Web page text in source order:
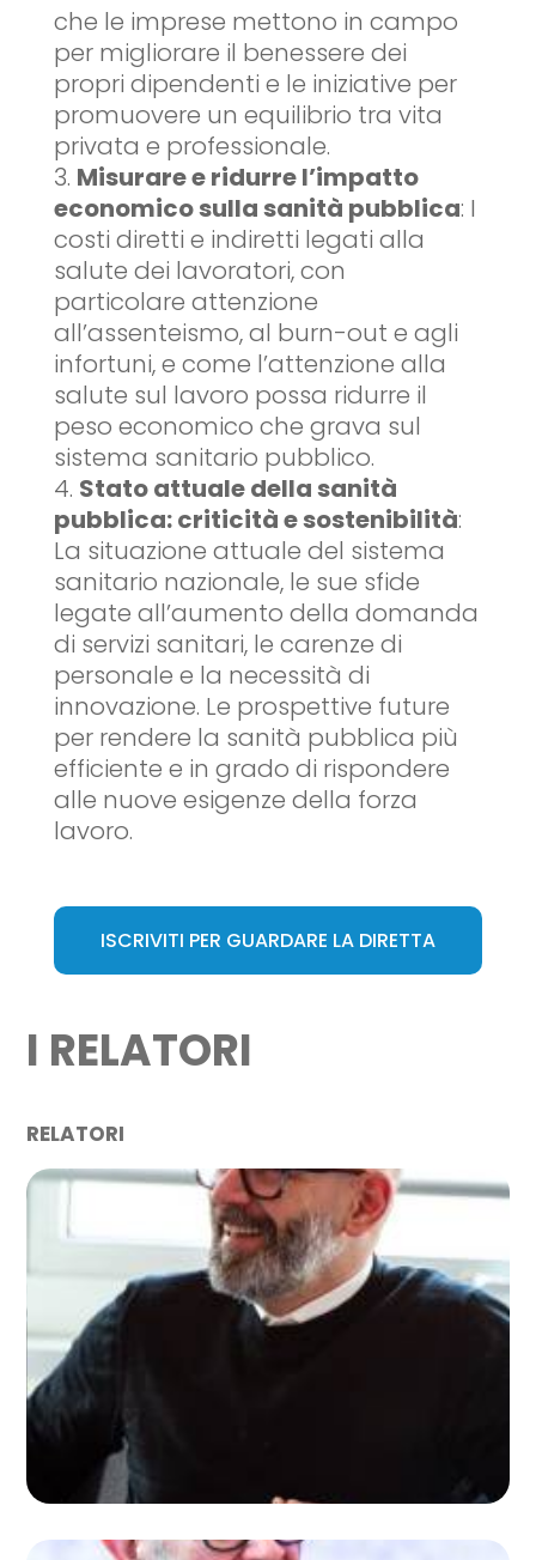
che le imprese mettono in campo
per migliorare il benessere dei
propri dipendenti e le iniziative per
promuovere un equilibrio tra vita
privata e professionale.
Misurare e ridurre l’impatto
economico sulla sanità pubblica: I
costi diretti e indiretti legati alla
salute dei lavoratori, con
particolare attenzione
all’assenteismo, al burn-out e agli
infortuni, e come l’attenzione alla
salute sul lavoro possa ridurre il
peso economico che grava sul
sistema sanitario pubblico.
Stato attuale della sanità
pubblica: criticità e sostenibilità:
La situazione attuale del sistema
sanitario nazionale, le sue sfide
legate all’aumento della domanda
di servizi sanitari, le carenze di
personale e la necessità di
innovazione. Le prospettive future
per rendere la sanità pubblica più
efficiente e in grado di rispondere
alle nuove esigenze della forza
lavoro.
ISCRIVITI PER GUARDARE LA DIRETTA
I RELATORI
RELATORI
DONATO SCOLOZZI
Partner presso KPMG Italy, guida la divisione
Healthcare & LifeScience